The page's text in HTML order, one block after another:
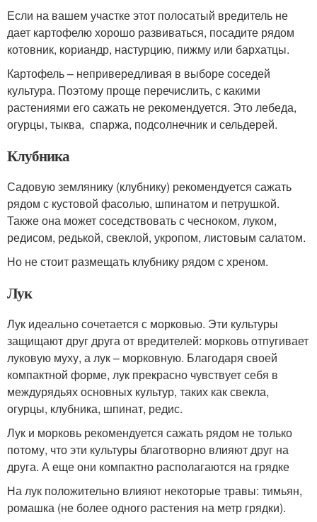
Если на вашем участке этот полосатый вредитель не
дает картофелю хорошо развиваться, посадите рядом
котовник, кориандр, настурцию, пижму или бархатцы.
Картофель – непривередливая в выборе соседей
культура. Поэтому проще перечислить, с какими
растениями его сажать не рекомендуется. Это лебеда,
огурцы, тыква, спаржа, подсолнечник и сельдерей.
Клубника
Садовую землянику (клубнику) рекомендуется сажать
рядом с кустовой фасолью, шпинатом и петрушкой.
Также она может соседствовать с чесноком, луком,
редисом, редькой, свеклой, укропом, листовым салатом.
Но не стоит размещать клубнику рядом с хреном.
Лук
Лук идеально сочетается с морковью. Эти культуры
защищают друг друга от вредителей: морковь отпугивает
луковую муху, а лук – морковную. Благодаря своей
компактной форме, лук прекрасно чувствует себя в
междурядьях основных культур, таких как свекла,
огурцы, клубника, шпинат, редис.
Лук и морковь рекомендуется сажать рядом не только
потому, что эти культуры благотворно влияют друг на
друга. А еще они компактно располагаются на грядке
На лук положительно влияют некоторые травы: тимьян,
ромашка (не более одного растения на метр грядки).